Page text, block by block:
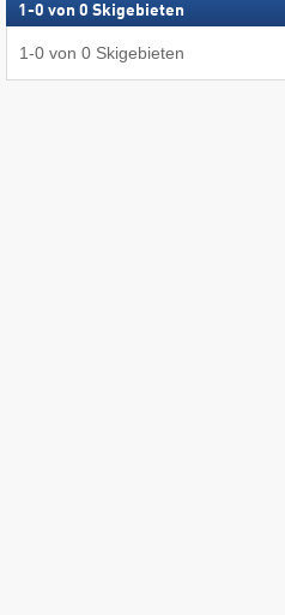
1 -0 von 0 Skigebieten
1-0 von 0 Skigebieten